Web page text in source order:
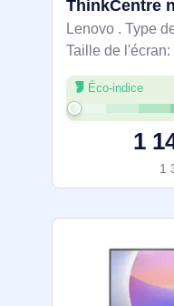
Lenovo . Type
Taille de
Full HD,
1080 pixels,
Famille de
Éco-indice
1
1